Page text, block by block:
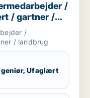
/
/ gartner /
/
/ landbrug
Ufaglært